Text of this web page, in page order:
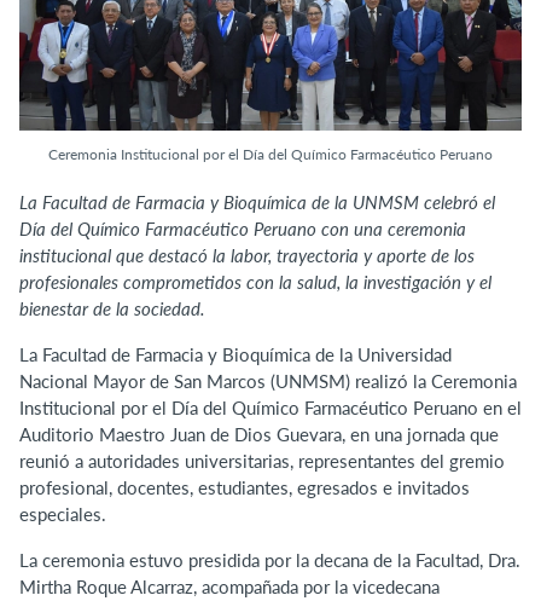
Ceremonia Institucional por el Día del Químico Farmacéutico Peruano
La Facultad de Farmacia y Bioquímica de la UNMSM celebró el
Día del Químico Farmacéutico Peruano con una ceremonia
institucional que destacó la labor, trayectoria y aporte de los
profesionales comprometidos con la salud, la investigación y el
bienestar de la sociedad.
La Facultad de Farmacia y Bioquímica de la Universidad
Nacional Mayor de San Marcos (UNMSM) realizó la Ceremonia
Institucional por el Día del Químico Farmacéutico Peruano en el
Auditorio Maestro Juan de Dios Guevara, en una jornada que
reunió a autoridades universitarias, representantes del gremio
profesional, docentes, estudiantes, egresados e invitados
especiales.
La ceremonia estuvo presidida por la decana de la Facultad, Dra.
Mirtha Roque Alcarraz, acompañada por la vicedecana